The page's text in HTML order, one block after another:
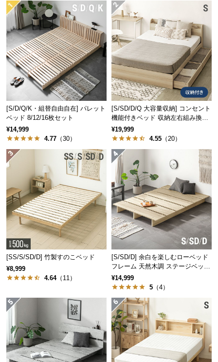
キ
ャ
ン
セ
ル
に
つ
い
保
証
に
つ
会
員
規
約
に
つ
て
お
サ
ポ
[S/D/Q/K・組替自由自在] パレット
ベッド 8/12/16枚セット
¥14,999
4.77 （30）
[S/SD/D/Q 大容量収納] コンセント
機能付きベッド 収納左右組み換え
可能
¥19,999
4.55 （20）
[SS/S/SD/D] 竹製すのこベッド
¥8,999
4.64（11）
[S/SD/D] 余白を楽しむローベッド
フレーム 天然木調 ステージベッド
ロボット掃除機対応
¥14,999
5 （4）